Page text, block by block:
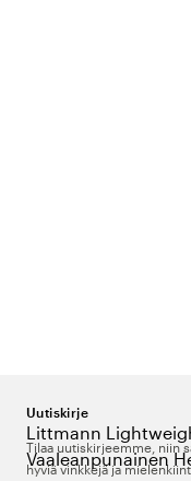
Littmann
Vaaleanpunainen
Uutiskirje
Tilaa uutiskirjeemme, niin
hyviä vinkkejä ja